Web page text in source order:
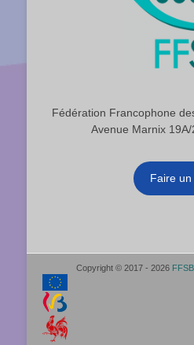
Fédération Francophone
Avenue Marnix
Faire un
Copyright © 2017 - 2026 FFSB